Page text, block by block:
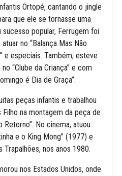
Ortopé, cantando o jingle
que ele se tornasse uma
popular, Ferrugem foi
no “Balança Mas Não
e especiais. Também, esteve
“Clube da Criança” e com
é Dia de Graça”.
peças infantis e trabalhou
na montagem da peça de
Retorno”. No cinema, atuou
e o King Mong” (1977) e
nos anos 1980.
nos Estados Unidos, onde